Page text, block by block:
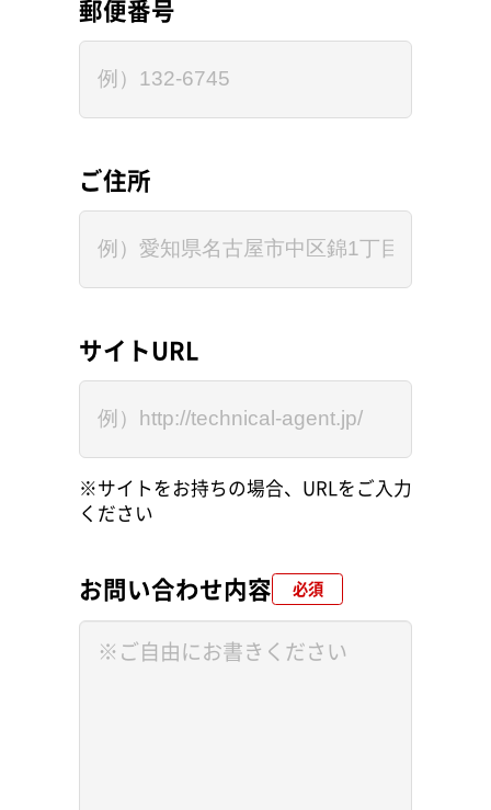
郵便番号
ご住所
サイトURL
※サイトをお持ちの場合、URLをご入力
ください
お問い合わせ内容 必須